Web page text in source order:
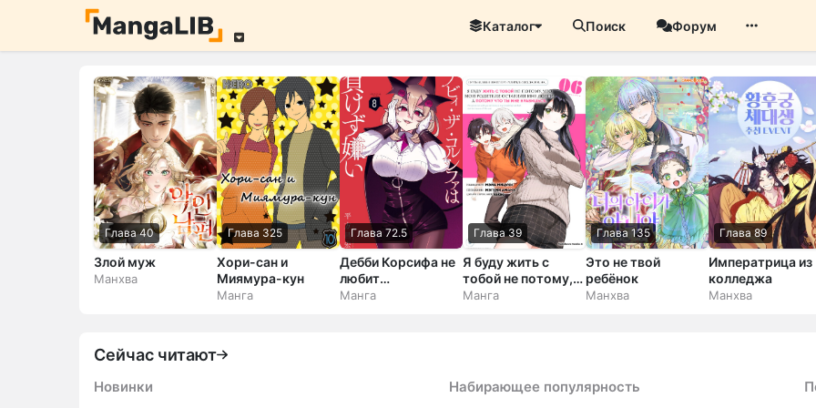
Каталог Поиск Форум
Глава 40
Злой муж
Манхва
Глава 325
Хори-сан и
Миямура-кун
Манга
Глава 72.5
Дебби Корсифа не
любит
проигрывать
Манга
Глава 39
Я буду жить с
тобой не потому,
что мои родители
Манга
Глава 135
Это не твой
ребёнок
Манхва
Глава 89
Императрица из
колледжа
Манхва
Сейчас читают
Новинки Набирающее популярность